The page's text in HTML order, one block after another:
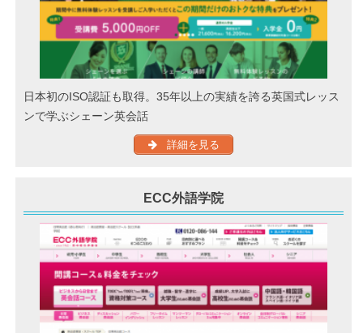
日本初のISO認証も取得。35年以上の実績を誇る英国式レッス
ンで学ぶシェーン英会話
詳細を見る
ECC外語学院